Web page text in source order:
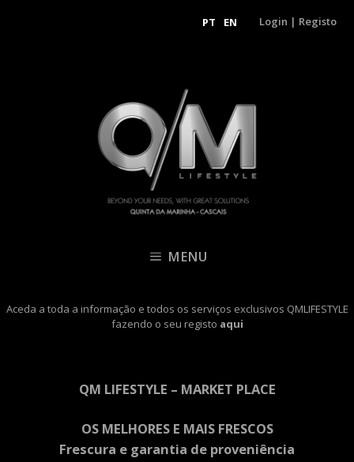
PT EN Login | Registo
MENU
Aceda a toda a informação e todos os serviços exclusivos QMLIFESTYLE
fazendo o seu registo aqui
QM LIFESTYLE – MARKET PLACE
OS MELHORES E MAIS FRESCOS
Frescura e garantia de proveniência